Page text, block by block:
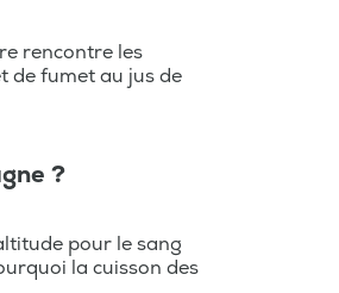
rencontre les
de fumet au jus de
?
pour le sang
la cuisson des